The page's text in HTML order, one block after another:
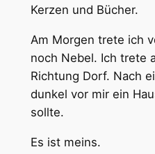
Kerzen und Bücher.
Am Morgen trete ich
noch Nebel. Ich trete
Richtung Dorf. Nach
dunkel vor mir ein
sollte.
Es ist meins.